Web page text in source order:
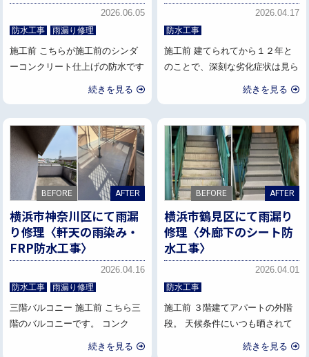
2026.06.05
防水工事 雨漏り修理
施工前 こちらが施工前のシンダ
ーコンクリート仕上げの防水です
続きを見る
2026.04.17
防水工事
施工前 建てられてから１２年と
のことで、深刻な劣化症状は見ら
続きを見る
横浜市神奈川区にて雨漏
り修理〈軒天の雨染み・
FRP防水工事〉
2026.04.16
防水工事 雨漏り修理
三階バルコニー 施工前 こちら三
階のバルコニーです。 コンク
続きを見る
横浜市鶴見区にて雨漏り
修理〈外廊下のシート防
水工事〉
2026.04.01
防水工事
施工前 ３階建てアパートの外階
段。 天候条件にいつも晒されて
続きを見る